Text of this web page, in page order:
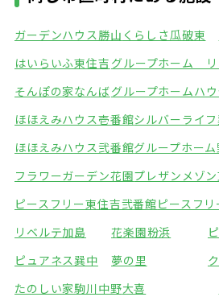
ガーデンハウス勝山 くらしさ瓜破東
はいらいふ東住吉 グループホーム リ
そんぽの家なんばグループホームハ
ほほえみハウス壱番館シルバーライ
ほほえみハウス弐番館グループホー
フラワーガーデン花園プレザンメゾ
ピースフリー東住吉弐番館ピースフ
リベルテ加島
花楽園粉浜
ピュアネス巽中
夢の里
たのしい家駒川中野大喜